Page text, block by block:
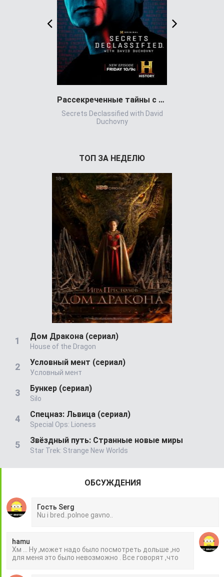
Рассекреченные тайны с Дэвидом Духовны
Secrets Declassified with David
Duchovny
ТОП ЗА НЕДЕЛЮ
Дом Дракона (сериал)
House of the Dragon
Условный мент (сериал)
Условный мент
Бункер (сериал)
Silo
Спецназ: Львица (сериал)
Special Ops: Lioness
Звёздный путь: Странные новые миры
Star Trek: Strange New Worlds
ОБСУЖДЕНИЯ
Гость Serg
Nu i bred..polnoe gavno..
hamu
Хм ... Ну ,может надо было посмотреть дольше ,но
для меня это было невозможно . Все говорят ,что